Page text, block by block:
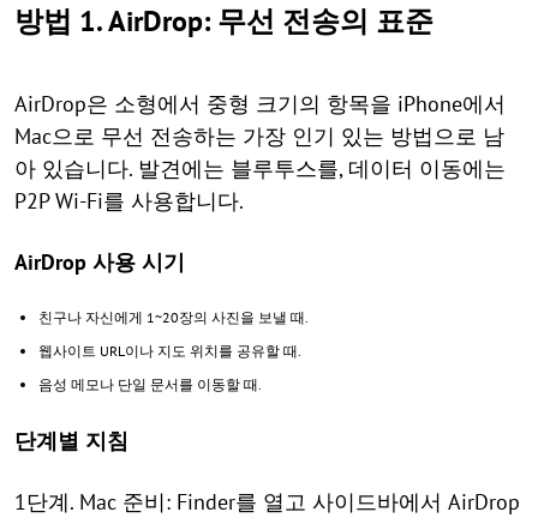
방법 1. AirDrop: 무선 전송의 표준
AirDrop은 소형에서 중형 크기의 항목을 iPhone에서
Mac으로 무선 전송하는 가장 인기 있는 방법으로 남
아 있습니다. 발견에는 블루투스를, 데이터 이동에는
P2P Wi-Fi를 사용합니다.
AirDrop 사용 시기
친구나 자신에게 1~20장의 사진을 보낼 때.
웹사이트 URL이나 지도 위치를 공유할 때.
음성 메모나 단일 문서를 이동할 때.
단계별 지침
1단계. Mac 준비: Finder를 열고 사이드바에서 AirDrop